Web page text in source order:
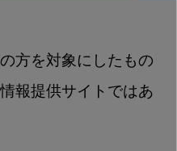
方を対象にしたもの
報提供サイトではあ